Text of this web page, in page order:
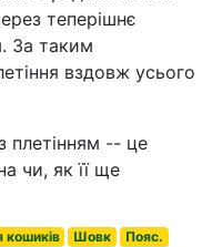
теперішнє
За таким
вздовж усього
плетінням -- це
чи, як її ще
кошиків Шовк
Пояс.